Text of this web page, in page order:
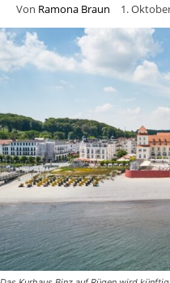
Von Ramona Braun 1.